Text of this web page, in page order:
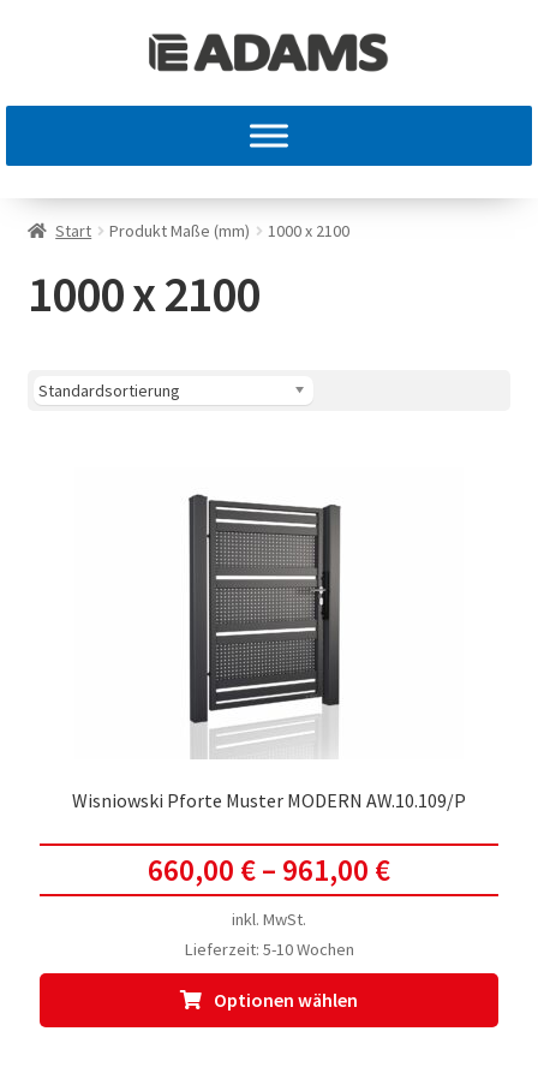
Start Produkt Maße (mm) 1000 x 2100
1000 x 2100
Wisniowski Pforte Muster MODERN AW.10.109/P
660,00 €– 961,00 €
inkl. MwSt.
Lieferzeit: 5-10 Wochen
Optionen wählen